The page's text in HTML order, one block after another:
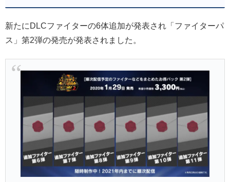
新たにDLCファイターの6体追加が発表され「ファイターパ
ス」第2弾の発売が発表されました。